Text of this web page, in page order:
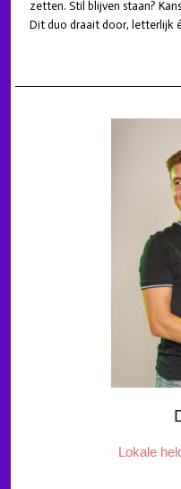
zetten. Stil blijven staan?
Dit duo draait door, letterlijk
Lokale